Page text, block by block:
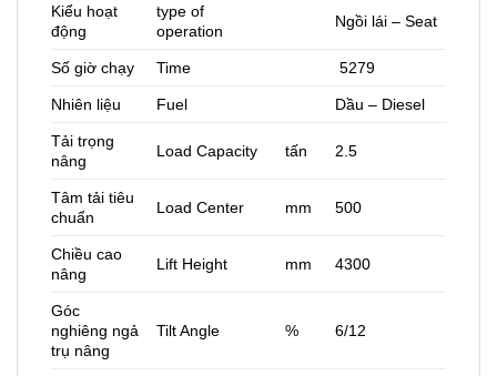
Kiểu hoạt
động
type of
operation
Ngồi lái – Seat
Số giờ chạy Time 5279
Nhiên liệu Fuel Dầu – Diesel
Tải trọng
nâng
Load Capacity tấn 2.5
Tâm tải tiêu
chuẩn
Load Center mm 500
Chiều cao
nâng
Lift Height mm 4300
Góc
nghiêng ngả
trụ nâng
Tilt Angle % 6/12